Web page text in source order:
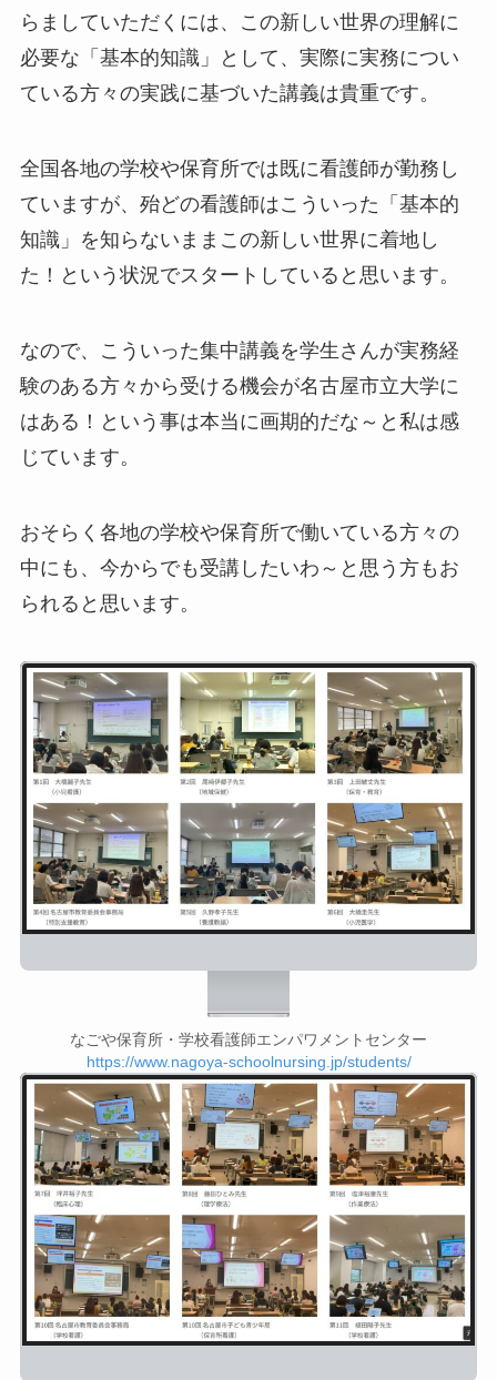
らましていただくには、この新しい世界の理解に
必要な「基本的知識」として、実際に実務につい
ている方々の実践に基づいた講義は貴重です。
全国各地の学校や保育所では既に看護師が勤務し
ていますが、殆どの看護師はこういった「基本的
知識」を知らないままこの新しい世界に着地し
た！という状況でスタートしていると思います。
なので、こういった集中講義を学生さんが実務経
験のある方々から受ける機会が名古屋市立大学に
はある！という事は本当に画期的だな～と私は感
じています。
おそらく各地の学校や保育所で働いている方々の
中にも、今からでも受講したいわ～と思う方もお
られると思います。
なごや保育所・学校看護師エンパワメントセンター
https://www.nagoya-schoolnursing.jp/students/